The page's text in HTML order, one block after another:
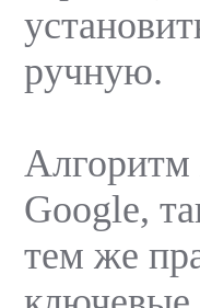
ручную.
Алгоритм
Google,
тем же